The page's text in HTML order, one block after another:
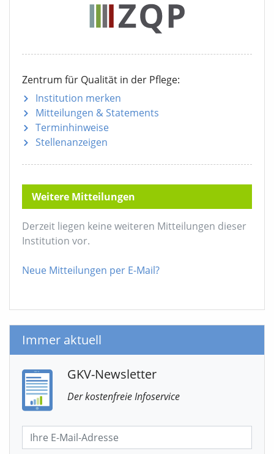
Zentrum für Qualität in der Pflege:
Institution merken
Mitteilungen & Statements
Terminhinweise
Stellenanzeigen
Weitere Mitteilungen
Derzeit liegen keine weiteren Mitteilungen dieser
Institution vor.
Neue Mitteilungen per E-Mail?
Immer aktuell
GKV-Newsletter
Der kostenfreie Infoservice